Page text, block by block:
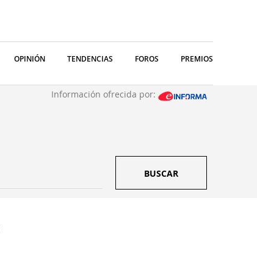
OPINIÓN TENDENCIAS FOROS PREMIOS
Información ofrecida por:
BUSCAR